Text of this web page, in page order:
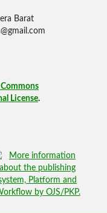
Barat
License.